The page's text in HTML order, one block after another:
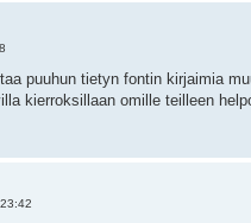
puuhun tietyn fontin kirjaimia
kierroksillaan omille teilleen